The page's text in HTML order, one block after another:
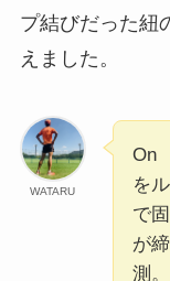
プ結びだった紐
えました。
WATARU
On
を
で
が
測。